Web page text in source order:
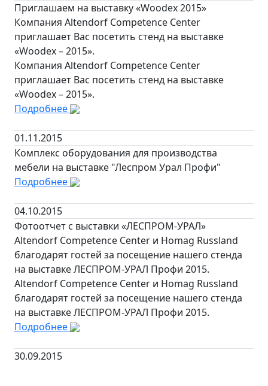
Приглашаем на выставку «Woodex 2015»
Компания Altendorf Competence Center
приглашает Вас посетить стенд на выставке
«Woodex – 2015».
Компания Altendorf Competence Center
приглашает Вас посетить стенд на выставке
«Woodex – 2015».
Подробнее
01.11.2015
Комплекс оборудования для производства
мебели на выставке "Леспром Урал Профи"
Подробнее
04.10.2015
Фотоотчет с выставки «ЛЕСПРОМ-УРАЛ»
Altendorf Competence Center и Homag Russland
благодарят гостей за посещение нашего стенда
на выставке ЛЕСПРОМ-УРАЛ Профи 2015.
Altendorf Competence Center и Homag Russland
благодарят гостей за посещение нашего стенда
на выставке ЛЕСПРОМ-УРАЛ Профи 2015.
Подробнее
30.09.2015